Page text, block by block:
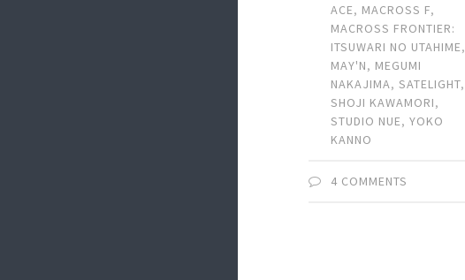
ACE, MACROSS F,
MACROSS FRONTIER:
ITSUWARI NO UTAHIME,
MAY'N, MEGUMI
NAKAJIMA,SATELIGHT,
SHOJI KAWAMORI,
STUDIO NUE,YOKO
KANNO
4 COMMENTS